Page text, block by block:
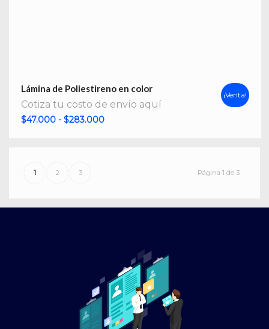
Lámina de Poliestireno en color
Cotiza tu costo de envío aquí
$47.000 - $283.000Rango
$283.000
¡Venta!
Página 1 de 3
1 2 3